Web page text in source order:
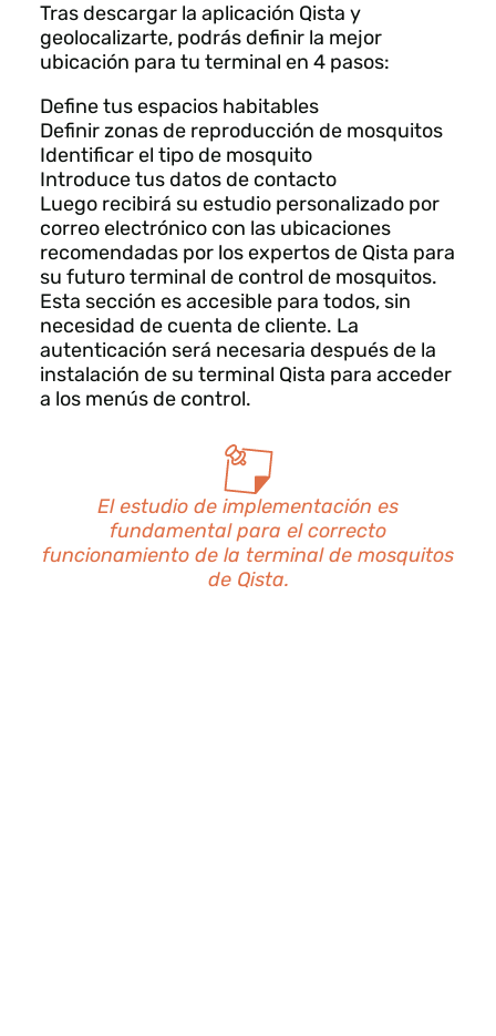
Tras descargar la aplicación Qista y
geolocalizarte, podrás definir la mejor
ubicación para tu terminal en 4 pasos:
Define tus espacios habitables
Definir zonas de reproducción de mosquitos
Identificar el tipo de mosquito
Introduce tus datos de contacto
Luego recibirá su estudio personalizado por
correo electrónico con las ubicaciones
recomendadas por los expertos de Qista para
su futuro terminal de control de mosquitos.
Esta sección es accesible para todos, sin
necesidad de cuenta de cliente. La
autenticación será necesaria después de la
instalación de su terminal Qista para acceder
a los menús de control.
El estudio de implementación es
fundamental para el correcto
funcionamiento de la terminal de mosquitos
de Qista.